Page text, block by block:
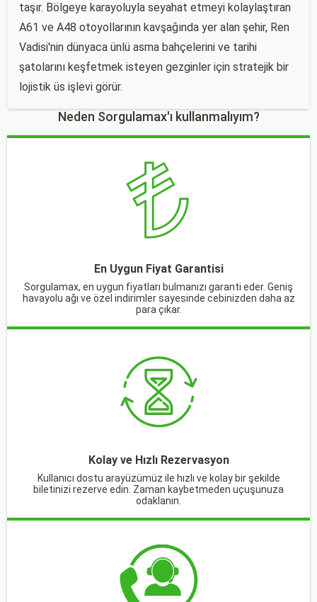
taşır. Bölgeye karayoluyla seyahat etmeyi kolaylaştıran
A61 ve A48 otoyollarının kavşağında yer alan şehir, Ren
Vadisi'nin dünyaca ünlü asma bahçelerini ve tarihi
şatolarını keşfetmek isteyen gezginler için stratejik bir
lojistik üs işlevi görür.
Neden Sorgulamax'ı kullanmalıyım?
En Uygun Fiyat Garantisi
Sorgulamax, en uygun fiyatları bulmanızı garanti eder. Geniş
havayolu ağı ve özel indirimler sayesinde cebinizden daha az
para çıkar.
Kolay ve Hızlı Rezervasyon
Kullanıcı dostu arayüzümüz ile hızlı ve kolay bir şekilde
biletinizi rezerve edin. Zaman kaybetmeden uçuşunuza
odaklanın.